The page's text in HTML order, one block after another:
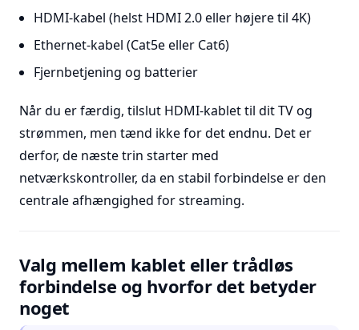
HDMI-kabel (helst HDMI 2.0 eller højere til 4K)
Ethernet-kabel (Cat5e eller Cat6)
Fjernbetjening og batterier
Når du er færdig, tilslut HDMI-kablet til dit TV og
strømmen, men tænd ikke for det endnu. Det er
derfor, de næste trin starter med
netværkskontroller, da en stabil forbindelse er den
centrale afhængighed for streaming.
Valg mellem kablet eller trådløs
forbindelse og hvorfor det betyder
noget